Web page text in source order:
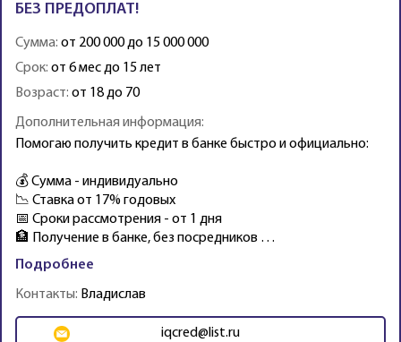
БЕЗ ПРЕДОПЛАТ!
Сумма: от 200 000 до 15 000 000
Срок: от 6 мес до 15 лет
Возраст: от 18 до 70
Дополнительная информация:
Помогаю получить кредит в банке быстро и официально:
💰 Сумма - индивидуально
📉 Ставка от 17% годовых
📅 Сроки рассмотрения - от 1 дня
🏦 Получение в банке, без посредников …
Подробнее
Контакты: Владислав
iqcred@list.ru